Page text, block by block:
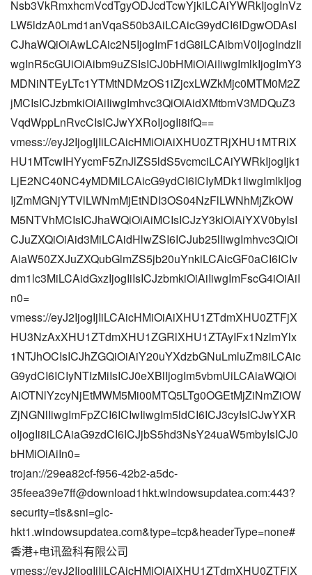
Nsb3VkRmxhcmVcdTgyODJcdTcwYjkiLCAiYWRkIjogInVz
LW5ldzA0Lmd1anVqaS50b3AiLCAicG9ydCI6IDgwODAsI
CJhaWQiOiAwLCAic2N5IjogImF1dG8iLCAibmV0IjogIndzIi
wgInR5cGUiOiAibm9uZSIsICJ0bHMiOiAiIiwgImlkIjogImY3
MDNiNTEyLTc1YTMtNDMzOS1iZjcxLWZkMjc0MTM0M2Z
jMCIsICJzbmkiOiAiIiwgImhvc3QiOiAidXMtbmV3MDQuZ3
VqdWppLnRvcCIsICJwYXRoIjogIi8ifQ==
vmess://eyJ2IjogIjIiLCAicHMiOiAiXHU0ZTRjXHU1MTRiX
HU1MTcwIHYycmF5ZnJlZS5ldS5vcmciLCAiYWRkIjogIjk1
LjE2NC40NC4yMDMiLCAicG9ydCI6ICIyMDk1IiwgImlkIjog
IjZmMGNjYTVlLWNmMjEtNDI3OS04NzFlLWNhMjZkOW
M5NTVhMCIsICJhaWQiOiAiMCIsICJzY3kiOiAiYXV0byIsI
CJuZXQiOiAid3MiLCAidHlwZSI6ICJub25lIiwgImhvc3QiOi
AiaW50ZXJuZXQubGlmZS5jb20uYnkiLCAicGF0aCI6ICIv
dm1lc3MiLCAidGxzIjogIiIsICJzbmkiOiAiIiwgImFscG4iOiAiI
n0=
vmess://eyJ2IjogIjIiLCAicHMiOiAiXHU1ZTdmXHU0ZTFjX
HU3NzAxXHU1ZTdmXHU1ZGRlXHU1ZTAyIFx1NzlmYlx
1NTJhOCIsICJhZGQiOiAiY20uYXdzbGNuLmluZm8iLCAic
G9ydCI6ICIyNTIzMiIsICJ0eXBlIjogIm5vbmUiLCAiaWQiOi
AiOTNlYzcyNjEtMWM5Mi00MTQ5LTg0OGEtMjZiNmZiOW
ZjNGNlIiwgImFpZCI6ICIwIiwgIm5ldCI6ICJ3cyIsICJwYXR
oIjogIi8iLCAiaG9zdCI6ICJjbS5hd3NsY24uaW5mbyIsICJ0
bHMiOiAiIn0=
trojan://29ea82cf-f956-42b2-a5dc-
35feea39e7ff@download1hkt.windowsupdatea.com:443?
security=tls&sni=glc-
hkt1.windowsupdatea.com&type=tcp&headerType=none#
香港+电讯盈科有限公司
vmess://eyJ2IjogIjIiLCAicHMiOiAiXHU1ZTdmXHU0ZTFjX